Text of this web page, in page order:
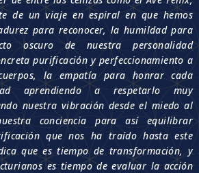
de un viaje en espiral en que hemos
para reconocer, la humildad para
oscuro de nuestra personalidad
purificación y perfeccionamiento a
la empatía para honrar cada
aprendiendo a respetarlo muy
nuestra vibración desde el miedo al
conciencia para así equilibrar
que nos ha traído hasta este
que es tiempo de transformación, y
es tiempo de evaluar la acción